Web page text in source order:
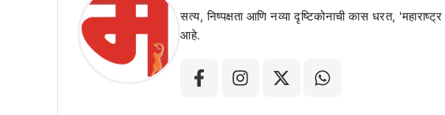
सत्य, निष्पक्षता आणि नव्या दृष्टिकोनाची कास धरत,
आहे.